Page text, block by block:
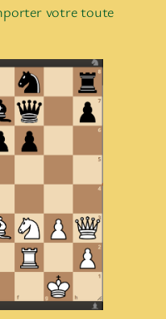
votre toute